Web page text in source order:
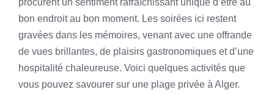
procurent un sentiment rafraîchissant unique d’être au
bon endroit au bon moment. Les soirées ici restent
gravées dans les mémoires, venant avec une offrande
de vues brillantes, de plaisirs gastronomiques et d’une
hospitalité chaleureuse. Voici quelques activités que
vous pouvez savourer sur une plage privée à Alger.